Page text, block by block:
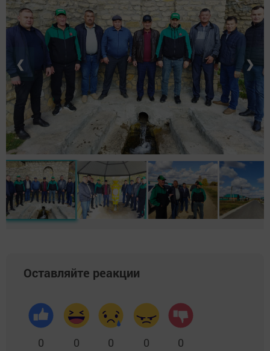
❮ ❯
Оставляйте реакции
0 0 0 0 0